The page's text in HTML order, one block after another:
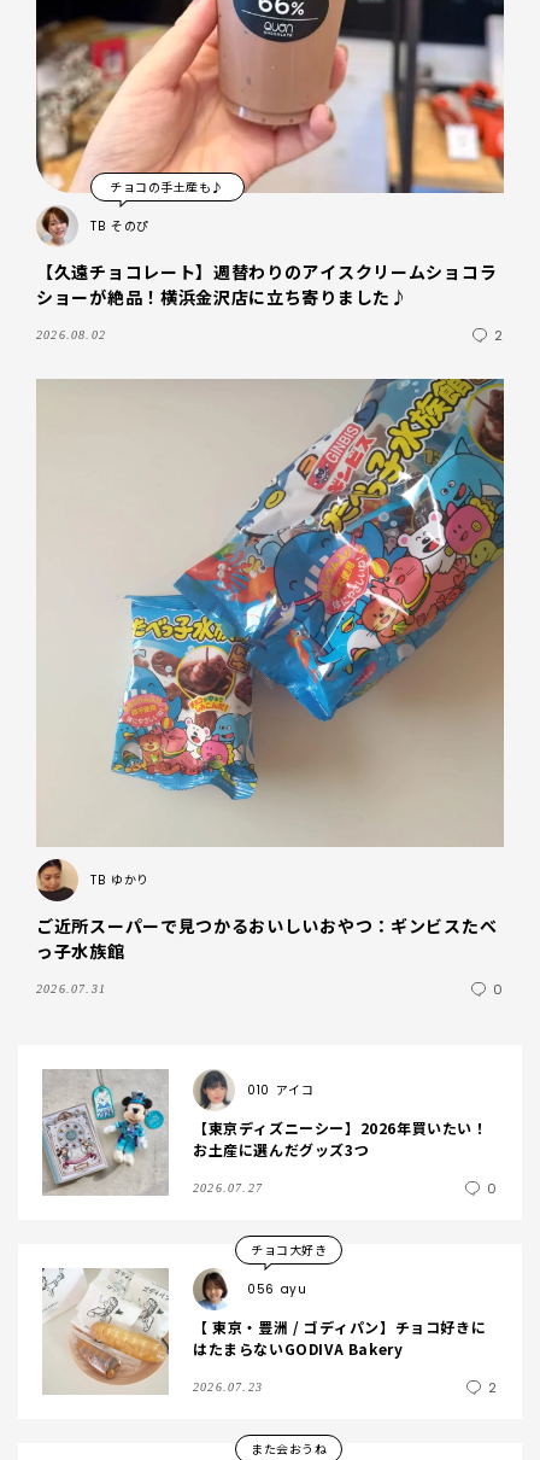
TB そのぴ
チョコの手土産も♪
【久遠チョコレート】週替わりのアイスクリームショコラ
ショーが絶品！横浜金沢店に立ち寄りました♪
2026.08.02 2
TB ゆかり
ご近所スーパーで見つかるおいしいおやつ：ギンビスたべ
っ子水族館
2026.07.31 0
010 アイコ
【東京ディズニーシー】2026年買いたい！
お土産に選んだグッズ3つ
2026.07.27 0
056 ayu
チョコ大好き
【 東京・豊洲 / ゴディパン】チョコ好きに
はたまらないGODIVA Bakery
2026.07.23 2
また会おうね